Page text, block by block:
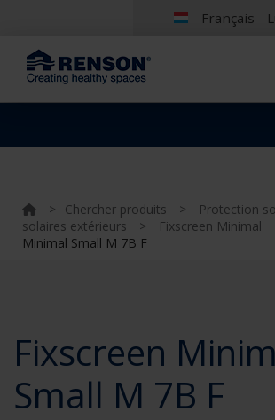
Français -
> Chercher produits > Protection
solaires extérieurs
> Fixscreen Minimal
Minimal Small M 7B F
Fixscreen
Small M 7B F